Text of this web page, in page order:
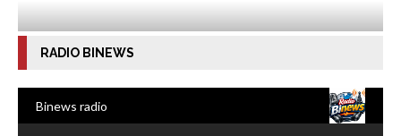
RADIO BINEWS